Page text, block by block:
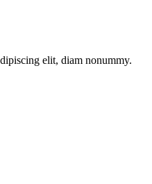
elit, diam nonummy.